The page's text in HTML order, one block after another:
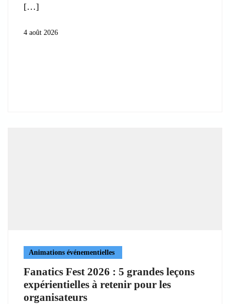
4 août 2026
Animations événementielles
Fanatics Fest 2026 : 5 grandes leçons
expérientielles à retenir pour les
organisateurs